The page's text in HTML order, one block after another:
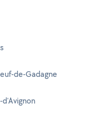
de-Gadagne